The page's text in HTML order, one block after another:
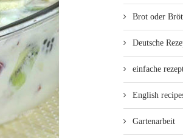
Brot oder
Deutsche
einfache
English
Gartenarbeit